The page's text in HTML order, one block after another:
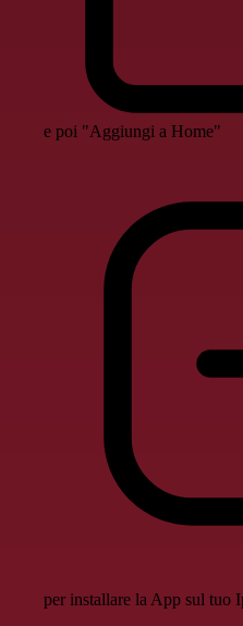
e poi "Aggiungi a Home"
per installare la App sul tuo